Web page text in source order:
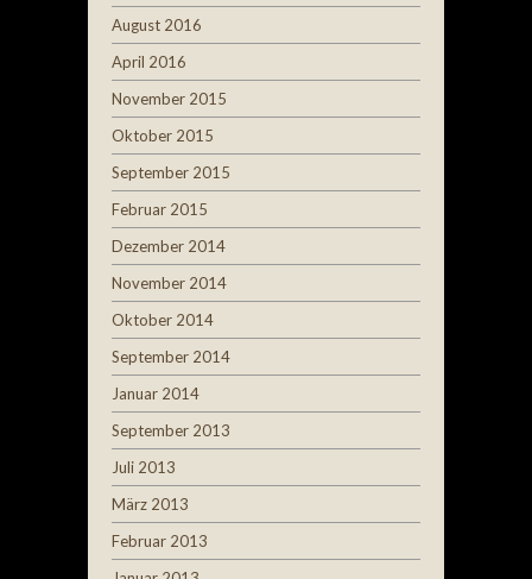
August 2016
April 2016
November 2015
Oktober 2015
September 2015
Februar 2015
Dezember 2014
November 2014
Oktober 2014
September 2014
Januar 2014
September 2013
Juli 2013
März 2013
Februar 2013